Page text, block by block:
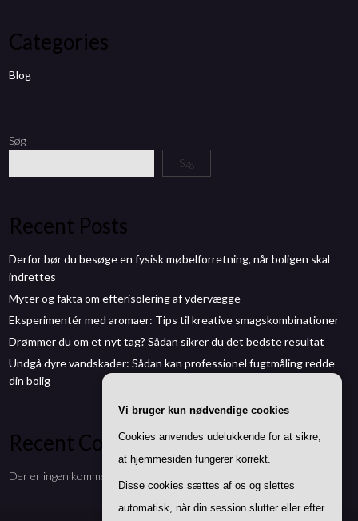
Categories
Blog
Søg
Søg
Recent Posts
Derfor bør du besøge en fysisk møbelforretning, når boligen skal
indrettes
Myter og fakta om efterisolering af ydervægge
Eksperimentér med aromaer: Tips til kreative smagskombinationer
Drømmer du om et nyt tag? Sådan sikrer du det bedste resultat
Undgå dyre vandskader: Sådan kan professionel fugtmåling redde
din bolig
Recent Comments
Der er ingen kommentarer at vise.
Vi bruger kun nødvendige cookies
Cookies anvendes udelukkende for at sikre,
at hjemmesiden fungerer korrekt.
Disse cookies sættes af os og slettes
automatisk, når din session slutter eller efter